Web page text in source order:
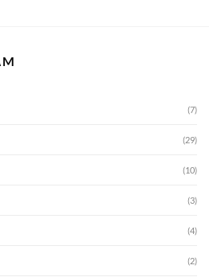
(7)
(29)
(10)
(3)
(4)
(2)